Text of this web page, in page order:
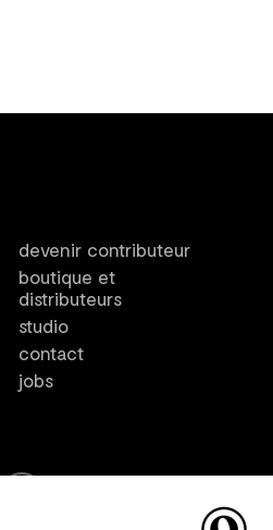
devenir contributeur
boutique et
distributeurs
studio
contact
jobs